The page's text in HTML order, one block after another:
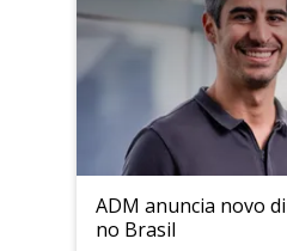
ADM anuncia novo
no Brasil